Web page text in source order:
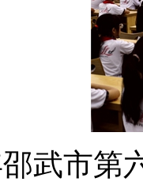
邵武市第